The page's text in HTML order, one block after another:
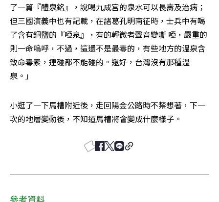
了一篇『醴泉銘』，說喝九成宮的泉水可以長壽及治病；
但三國演義中也有記載，在諸葛孔明南征時，士兵中有喝
了含有銅鹽的『啞泉』，有的輕微者聲音變嘶 啞，嚴重的
則一命嗚呼，不過，這還不是最毒的，有些地方的溫泉含
致命毒素，連碰都不能碰的。還好，台灣沒有那種溫
泉。」
小逛了一下馬槽附近後，走回陽金公路時不禁想著，下一
次的地層變動後，不知道馬槽將會變成什麼樣子。
參考資料